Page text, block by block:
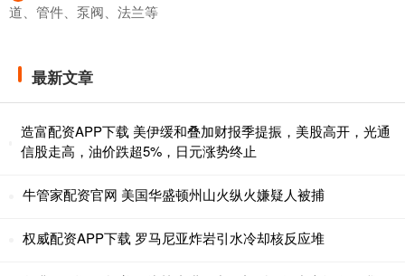
道、管件、泵阀、法兰等
最新文章
造富配资APP下载 美伊缓和叠加财报季提振，美股高开，光通
信股走高，油价跌超5%，日元涨势终止
牛管家配资官网 美国华盛顿州山火纵火嫌疑人被捕
权威配资APP下载 罗马尼亚炸岩引水冷却核反应堆